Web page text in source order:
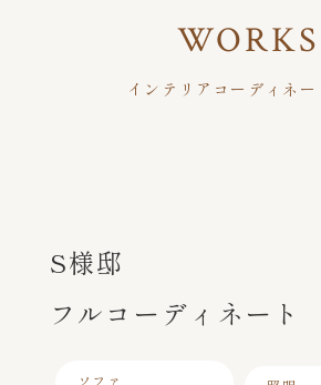
WORKS
インテリアコーディネー
S様邸
フルコーディネート
ソファ